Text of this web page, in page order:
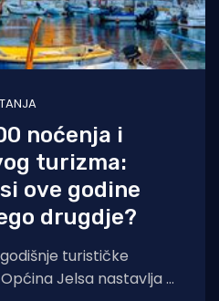
noćenja i
turizma:
ove godine
drugdje?
turističke
Jelsa nastavlja u